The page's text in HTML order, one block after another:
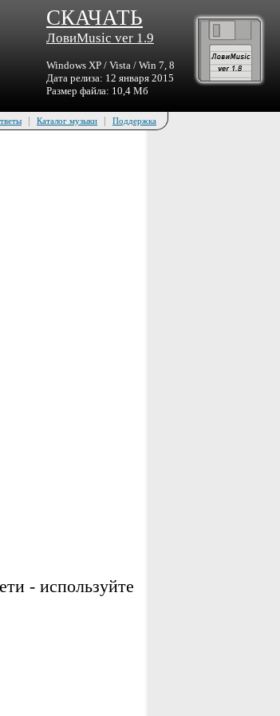
СКАЧАТЬ
ЛовиMusic ver 1.9
Windows XP / Vista / Win 7, 8
Дата релиза: 12 января 2015
Размер файла: 10,4 Мб
| Каталог музыки | Поддержка
- используйте